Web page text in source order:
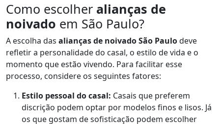
Como escolher alianças de
noivado em São Paulo?
A escolha das alianças de noivado São Paulodeve
refletir a personalidade do casal, o estilo de vida e o
momento que estão vivendo. Para facilitar esse
processo, considere os seguintes fatores:
Estilo pessoal do casal: Casais que preferem
discrição podem optar por modelos finos e lisos. Já
os que gostam de sofisticação podem escolher